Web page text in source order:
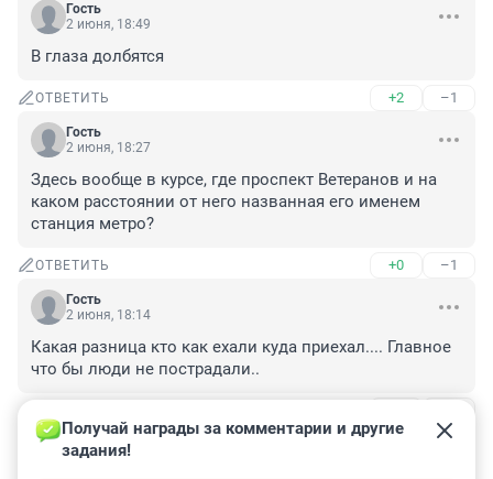
Гость
2 июня, 18:49
В глаза долбятся
ОТВЕТИТЬ +2 –1
Гость
2 июня, 18:27
Здесь вообще в курсе, где проспект Ветеранов и на
каком расстоянии от него названная его именем
станция метро?
ОТВЕТИТЬ +0 –1
Гость
2 июня, 18:14
Какая разница кто как ехали куда приехал.... Главное
что бы люди не пострадали..
Гость
Получай награды за комментарии и другие
задания!